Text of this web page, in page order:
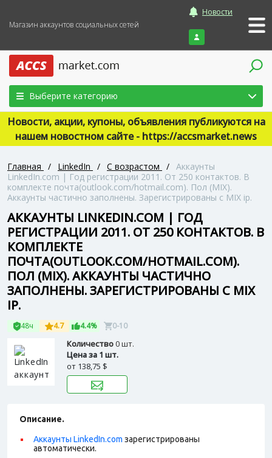
Магазин аккаунтов социальных сетей
Новости
Войти
Выберите категорию
Новости, акции, купоны, объявления публикуются на
нашем новостном сайте - https://accsmarket.news
Главная / LinkedIn / С возрастом / Аккаунты
LinkedIn.com | Год регистрации 2011. От 250 контактов. В
комплекте почта(outlook.com/hotmail.com). Пол (MIX).
Аккаунты частично заполнены. Зарегистрированы с MIX ip.
АККАУНТЫ LINKEDIN.COM | ГОД
РЕГИСТРАЦИИ 2011. ОТ 250 КОНТАКТОВ. В
КОМПЛЕКТЕ
ПОЧТА(OUTLOOK.COM/HOTMAIL.COM).
ПОЛ (MIX). АККАУНТЫ ЧАСТИЧНО
ЗАПОЛНЕНЫ. ЗАРЕГИСТРИРОВАНЫ С MIX
IP.
48ч 4.7 4.4% 0-10
Количество0 шт.
Цена за 1 шт.
от 138,75 $
Описание.
Аккаунты LinkedIn.com зарегистрированы
автоматически.